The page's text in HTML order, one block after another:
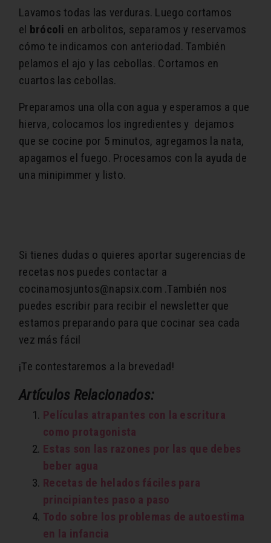
Lavamos todas las verduras. Luego cortamos
el brócoli en arbolitos, separamos y reservamos
cómo te indicamos con anteriodad. También
pelamos el ajo y las cebollas. Cortamos en
cuartos las cebollas.
Preparamos una olla con agua y esperamos a que
hierva, colocamos los ingredientes y dejamos
que se cocine por 5 minutos, agregamos la nata,
apagamos el fuego. Procesamos con la ayuda de
una minipimmer y listo.
Si tienes dudas o quieres aportar sugerencias de
recetas nos puedes contactar a
cocinamosjuntos@napsix.com .También nos
puedes escribir para recibir el newsletter que
estamos preparando para que cocinar sea cada
vez más fácil
¡Te contestaremos a la brevedad!
Artículos Relacionados:
Películas atrapantes con la escritura
como protagonista
Estas son las razones por las que debes
beber agua
Recetas de helados fáciles para
principiantes paso a paso
Todo sobre los problemas de autoestima
en la infancia